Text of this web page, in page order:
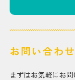
お問い合わ
まずはお気軽にお